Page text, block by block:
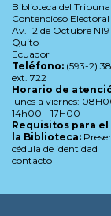
Biblioteca del Tribunal
Contencioso Electoral
Av. 12 de Octubre
Quito
Ecuador
Teléfono: (593-2)
ext. 722
Horario de
lunes a viernes:
14h00 - 17H00
Requisitos para el
la Biblioteca:
cédula de identidad
contacto